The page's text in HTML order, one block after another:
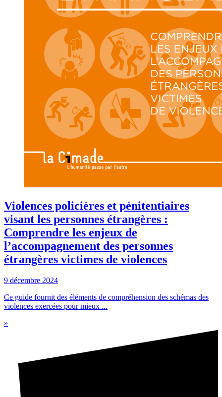
Violences policières et pénitentiaires
visant les personnes étrangères :
Comprendre les enjeux de
l’accompagnement des personnes
étrangères victimes de violences
9 décembre 2024
Ce guide fournit des éléments de compréhension des schémas des
violences exercées pour mieux ...
»